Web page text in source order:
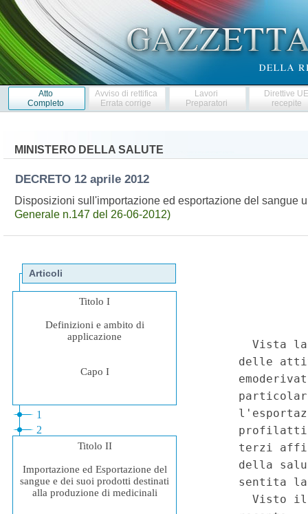
Atto
Completo
Avviso di rettifica
Errata corrige
Lavori
Preparatori
Direttive
recepite
MINISTERO DELLA SALUTE
DECRETO 12 aprile 2012
Disposizioni sull'importazione ed esportazione del sangue
Generale n.147 del 26-06-2012)